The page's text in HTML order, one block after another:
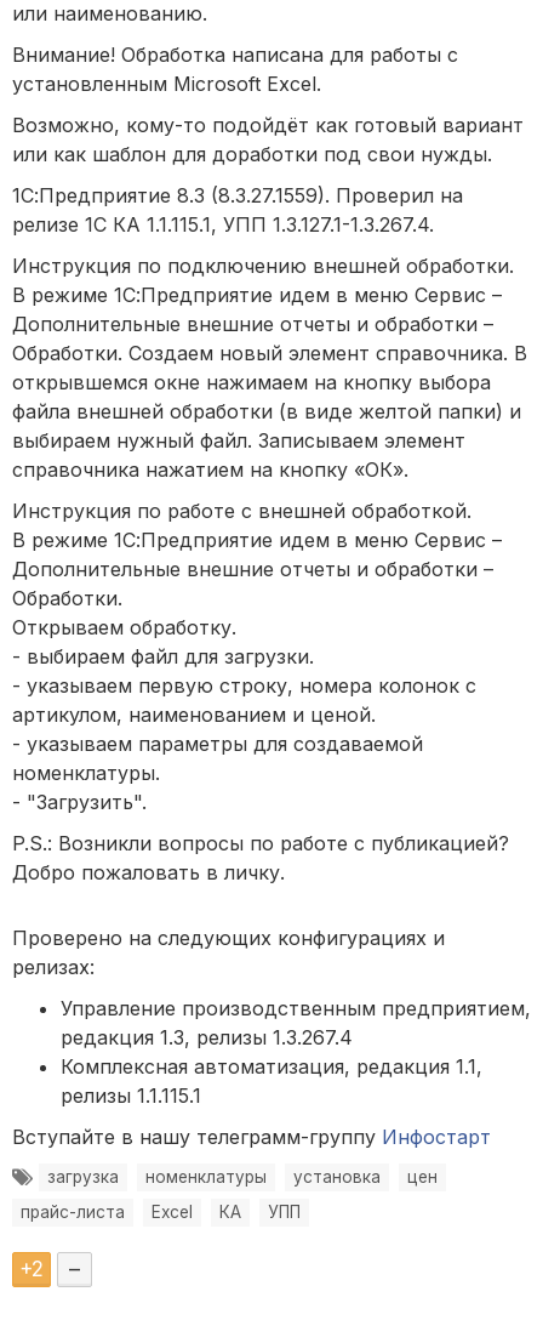
или наименованию.
Внимание! Обработка написана для работы с
установленным Microsoft Excel.
Возможно, кому-то подойдёт как готовый вариант
или как шаблон для доработки под свои нужды.
1С:Предприятие 8.3 (8.3.27.1559). Проверил на
релизе 1С КА 1.1.115.1, УПП 1.3.127.1-1.3.267.4.
Инструкция по подключению внешней обработки.
В режиме 1С:Предприятие идем в меню Сервис –
Дополнительные внешние отчеты и обработки –
Обработки. Создаем новый элемент справочника. В
открывшемся окне нажимаем на кнопку выбора
файла внешней обработки (в виде желтой папки) и
выбираем нужный файл. Записываем элемент
справочника нажатием на кнопку «ОК».
Инструкция по работе с внешней обработкой.
В режиме 1С:Предприятие идем в меню Сервис –
Дополнительные внешние отчеты и обработки –
Обработки.
Открываем обработку.
- выбираем файл для загрузки.
- указываем первую строку, номера колонок с
артикулом, наименованием и ценой.
- указываем параметры для создаваемой
номенклатуры.
- "Загрузить".
P.S.: Возникли вопросы по работе с публикацией?
Добро пожаловать в личку.
Проверено на следующих конфигурациях и
релизах:
Управление производственным предприятием,
редакция 1.3, релизы 1.3.267.4
Комплексная автоматизация, редакция 1.1,
релизы 1.1.115.1
Вступайте в нашу телеграмм-группу Инфостарт
загрузка номенклатуры установка
цен
прайс-листа
Excel КА УПП
+2 –